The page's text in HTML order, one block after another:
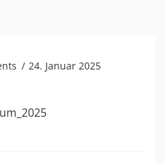
24. Januar 2025